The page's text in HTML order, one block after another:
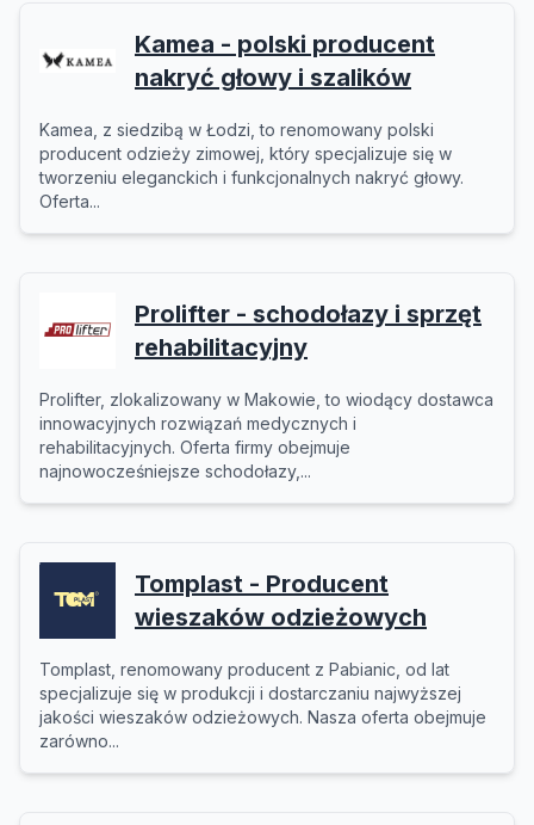
Kamea - polski producent
nakryć głowy i szalików
Kamea, z siedzibą w Łodzi, to renomowany polski
producent odzieży zimowej, który specjalizuje się w
tworzeniu eleganckich i funkcjonalnych nakryć głowy.
Oferta...
Prolifter - schodołazy i sprzęt
rehabilitacyjny
Prolifter, zlokalizowany w Makowie, to wiodący dostawca
innowacyjnych rozwiązań medycznych i
rehabilitacyjnych. Oferta firmy obejmuje
najnowocześniejsze schodołazy,...
Tomplast - Producent
wieszaków odzieżowych
Tomplast, renomowany producent z Pabianic, od lat
specjalizuje się w produkcji i dostarczaniu najwyższej
jakości wieszaków odzieżowych. Nasza oferta obejmuje
zarówno...